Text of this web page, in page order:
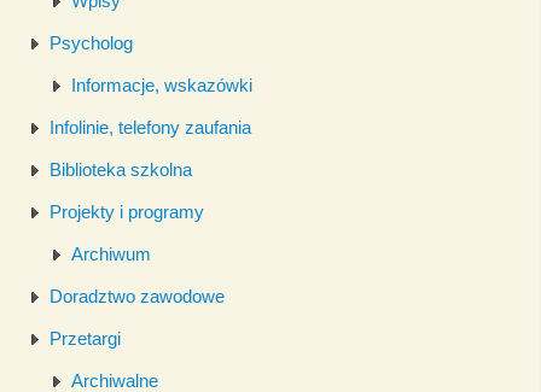
Psycholog
Informacje, wskazówki
Infolinie, telefony zaufania
Biblioteka szkolna
Projekty i programy
Archiwum
Doradztwo zawodowe
Przetargi
Archiwalne